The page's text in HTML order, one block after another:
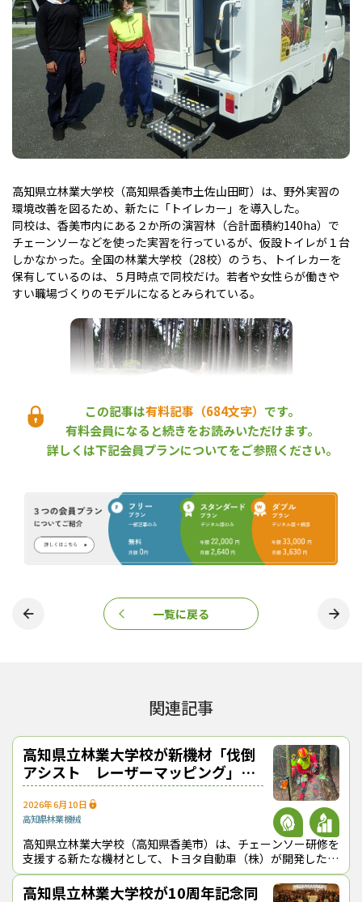
高知県立林業大学校（高知県香美市土佐山田町）は、野外実習の
環境改善を図るため、新たに「トイレカー」を導入した。
同校は、香美市内にある２か所の演習林（合計面積約140ha）で
チェーンソーなどを使った実習を行っているが、仮設トイレが１台
しかなかった。全国の林業大学校（28校）のうち、トイレカーを
保有しているのは、５月時点で同校だけ。若者や女性らが働きや
すい職場づくりのモデルになるとみられている。
演習林に設置されている仮設トイレ
ている。自走式で運転・移動ができ、駐車スペースがあればどこで
も設置できる。施錠可能で、プライバシーも守られる。価格は約
570万円。同校は、森林環境譲与税を活用して購入した。
６月27日に同校の基礎課程、続いて30日には専攻課程の研修生向
けにトイレカーのお披露目を行い、演習林での利用を始めた。研
修生からは、「めっちゃきれい」、「実習の現場で安心してトイ
レが使えるのは嬉しい」などの好反響が出ている。
この記事は有料記事（684文字） です。
有料会員になると続きをお読みいただけます。
詳しくは下記会員プランについてをご参照ください。
一覧に戻る
関連記事
高知県立林業大学校が新機材「伐倒
アシスト レーザーマッピング」を
導入
2026年6月10日
高知県林業機械
高知県立林業大学校（高知県香美市）は、チェーンソー研修を
支援する新たな機材として、トヨタ自動車（株）が開発した
「伐倒アシスト レーザーマッピング」（仮称）を導入した。
同機は、レーザープロジェ
高知県立林業大学校が10周年記念同